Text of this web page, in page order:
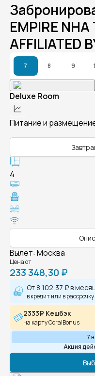
EMPIRE NHA
AFFILIATED
7 8 9
Deluxe Room
Питание и
4
Вылет: Москва
Цена от
233 348,30 ₽
От 8 102,37 ₽в
в кредит или в рассрочку
2333₽ Кешбэк
на карту CoralBonus
7
Акция